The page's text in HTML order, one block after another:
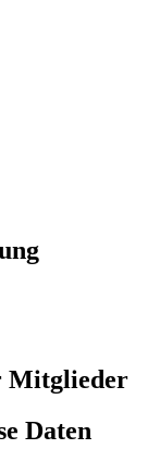
Mitglieder
Daten